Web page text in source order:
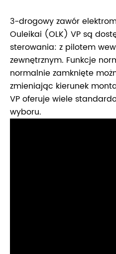
3-drogowy zawór
Ouleikai (OLK) VP są
sterowania: z pilotem
zewnętrznym. Funkcje
normalnie zamknięte
zmieniając kierunek
VP oferuje wiele
wyboru.